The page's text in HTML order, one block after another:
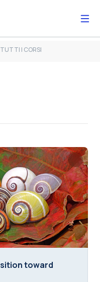
TUTTI I CORSI
toward
toward